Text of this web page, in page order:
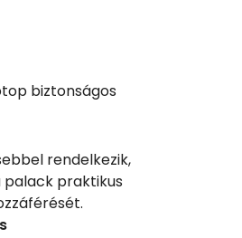
biztonságos
rendelkezik,
praktikus